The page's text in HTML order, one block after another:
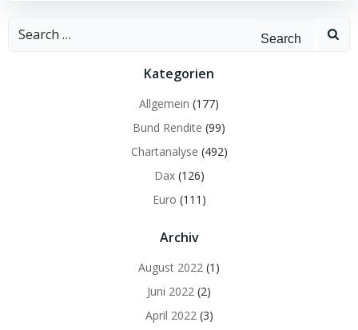
Search
Kategorien
Allgemein (177)
Bund Rendite (99)
Chartanalyse (492)
Dax(126)
Euro (111)
Archiv
August 2022 (1)
Juni 2022 (2)
April 2022(3)